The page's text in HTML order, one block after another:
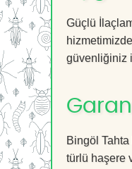
Güçlü
güvenliğiniz
Bingöl
türlü haşere